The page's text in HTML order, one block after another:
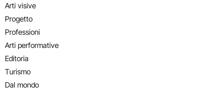
Arti visive
Progetto
Professioni
Arti performative
Editoria
Turismo
Dal mondo